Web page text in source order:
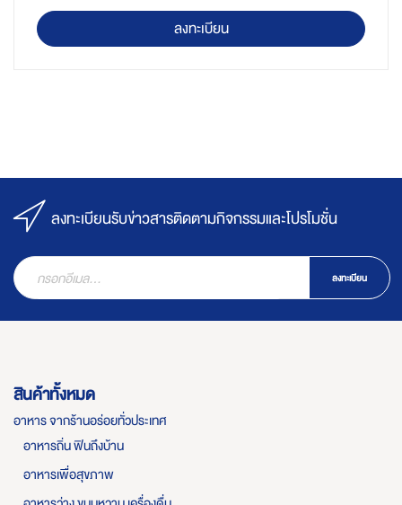
ลงทะเบียน
ลงทะเบียนรับข่าวสารติดตามกิจกรรมและโปรโมชั่น
ลงทะเบียน
สินค้าทั้งหมด
อาหาร จากร้านอร่อยทั่วประเทศ
อาหารถิ่น ฟินถึงบ้าน
อาหารเพื่อสุขภาพ